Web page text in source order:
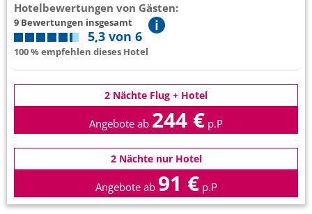
Hotelbewertungen von Gästen:
9 Bewertungen insgesamt
5,3 von 6
100 % empfehlen dieses Hotel
2 Nächte Flug + Hotel
Angebote ab 244 € p.P
2 Nächte nur Hotel
Angebote ab 91 € p.P